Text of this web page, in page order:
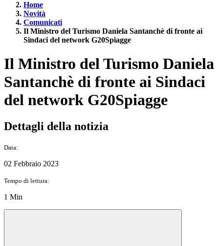
Home
Novità
Comunicati
Il Ministro del Turismo Daniela Santanchè di fronte ai
Sindaci del network G20Spiagge
Il Ministro del Turismo Daniela
Santanchè di fronte ai Sindaci
del network G20Spiagge
Dettagli della notizia
Data:
02 Febbraio 2023
Tempo di lettura:
1 Min